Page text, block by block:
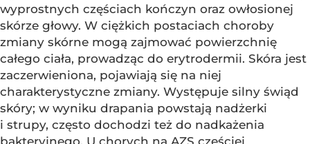
wyprostnych częściach kończyn oraz owłosionej
skórze głowy. W ciężkich postaciach choroby
zmiany skórne mogą zajmować powierzchnię
całego ciała, prowadząc do erytrodermii. Skóra jest
zaczerwieniona, pojawiają się na niej
charakterystyczne zmiany. Występuje silny świąd
skóry; w wyniku drapania powstają nadżerki
i strupy, często dochodzi też do nadkażenia
bakteryjnego. U chorych na AZS częściej